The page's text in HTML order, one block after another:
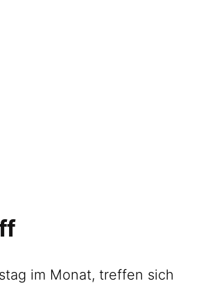
im Monat, treffen sich